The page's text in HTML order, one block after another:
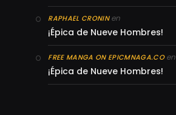
RAPHAEL CRONINen
¡Épica de Nueve Hombres!
FREE MANGA ON EPICMNAGA.COen
¡Épica de Nueve Hombres!